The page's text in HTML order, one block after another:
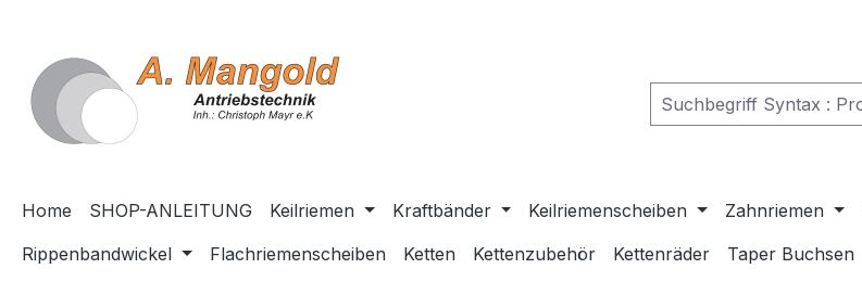
Home SHOP-ANLEITUNG Keilriemen Kraftbänder Keilriemenscheiben Zahnriemen
Rippenbandwickel
Flachriemenscheiben Ketten Kettenzubehör Kettenräder Taper Buchsen